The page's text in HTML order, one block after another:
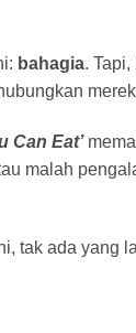
bahagia.
Can Eat’
malah
tak ada yang